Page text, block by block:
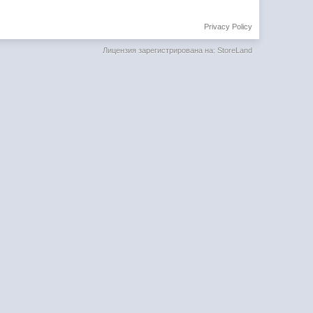
Privacy Policy
Лицензия зарегистрирована на: StoreLand